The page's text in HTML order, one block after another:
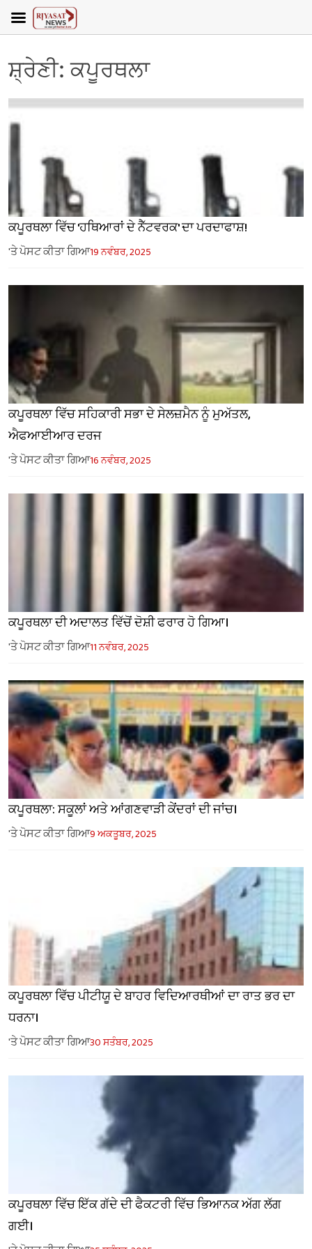
ਸ਼੍ਰੇਣੀ:ਕਪੂਰਥਲਾ
ਕਪੂਰਥਲਾ ਵਿੱਚ 'ਹਥਿਆਰਾਂ ਦੇ ਨੈੱਟਵਰਕ' ਦਾ ਪਰਦਾਫਾਸ਼!
'ਤੇ ਪੋਸਟ ਕੀਤਾ ਗਿਆ19 ਨਵੰਬਰ, 2025
ਕਪੂਰਥਲਾ ਵਿੱਚ ਸਹਿਕਾਰੀ ਸਭਾ ਦੇ ਸੇਲਜ਼ਮੈਨ ਨੂੰ ਮੁਅੱਤਲ,
ਐਫਆਈਆਰ ਦਰਜ
'ਤੇ ਪੋਸਟ ਕੀਤਾ ਗਿਆ16 ਨਵੰਬਰ, 2025
ਕਪੂਰਥਲਾ ਦੀ ਅਦਾਲਤ ਵਿੱਚੋਂ ਦੋਸ਼ੀ ਫਰਾਰ ਹੋ ਗਿਆ।
'ਤੇ ਪੋਸਟ ਕੀਤਾ ਗਿਆ11 ਨਵੰਬਰ, 2025
ਕਪੂਰਥਲਾ: ਸਕੂਲਾਂ ਅਤੇ ਆਂਗਣਵਾੜੀ ਕੇਂਦਰਾਂ ਦੀ ਜਾਂਚ।
'ਤੇ ਪੋਸਟ ਕੀਤਾ ਗਿਆ9 ਅਕਤੂਬਰ, 2025
ਕਪੂਰਥਲਾ ਵਿੱਚ ਪੀਟੀਯੂ ਦੇ ਬਾਹਰ ਵਿਦਿਆਰਥੀਆਂ ਦਾ ਰਾਤ ਭਰ ਦਾ
ਧਰਨਾ।
'ਤੇ ਪੋਸਟ ਕੀਤਾ ਗਿਆ30 ਸਤੰਬਰ, 2025
ਕਪੂਰਥਲਾ ਵਿੱਚ ਇੱਕ ਗੱਦੇ ਦੀ ਫੈਕਟਰੀ ਵਿੱਚ ਭਿਆਨਕ ਅੱਗ ਲੱਗ
ਗਈ।